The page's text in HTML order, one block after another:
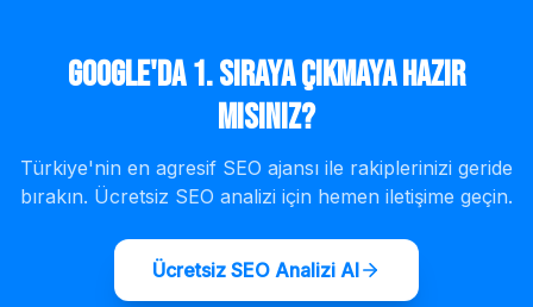
Google'da 1. Sıraya Çıkmaya Hazır
mısınız?
Türkiye'nin en agresif SEO ajansı ile rakiplerinizi geride
bırakın. Ücretsiz SEO analizi için hemen iletişime geçin.
Ücretsiz SEO Analizi Al